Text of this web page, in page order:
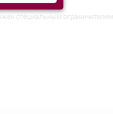
специальным ограничителем.